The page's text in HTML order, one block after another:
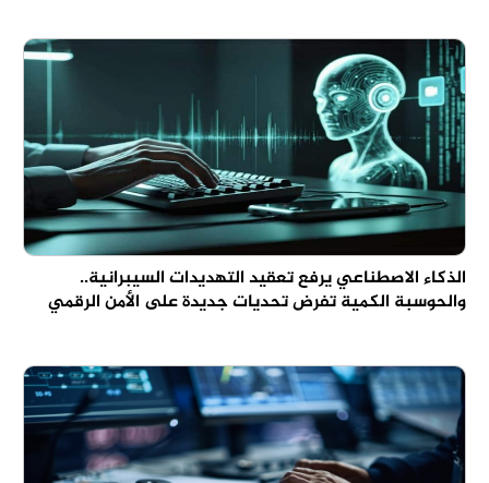
الذكاء الاصطناعي يرفع تعقيد التهديدات السيبرانية..
والحوسبة الكمية تفرض تحديات جديدة على الأمن الرقمي